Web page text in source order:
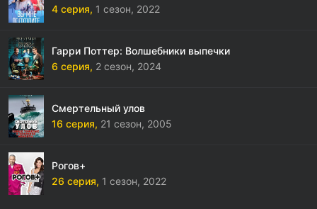
4 серия, 1 сезон, 2022
Гарри Поттер: Волшебники выпечки
6 серия, 2 сезон, 2024
Смертельный улов
16 серия, 21 сезон, 2005
Рогов+
26 серия, 1 сезон, 2022